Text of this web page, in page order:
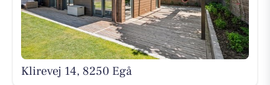
Klirevej 14, 8250 Egå